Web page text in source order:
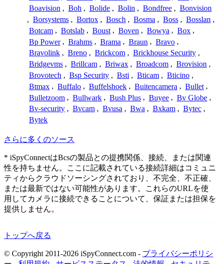
Boavision , Boh , Bolide , Bolin , Bondfree , Bonvision
, Borsystems , Bortox , Bosch , Bosma , Boss , Bosslan ,
Botcam , Botslab , Boust , Boven , Bowya , Box ,
Bp Power , Brahms , Brama , Braun , Bravo ,
Bravolink , Breno , Brickcom , Brickhouse Security ,
Bridgevms , Brillcam , Briwax , Broadcom , Brovision ,
Brovotech , Bsp Security , Bsti , Bticam , Bticino ,
Btmax , Buffalo , Buffelshoek , Buitencamera , Bullet ,
Bulletzoom , Bullwark , Bush Plus , Buyee , Bv Globe ,
Bv-security , Bvcam , Bvusa , Bwa , Bxkam , Bytec ,
Bytek
さらに多くのソース
* iSpyConnectはBcsの製品との提携関係、接続、または関連
性を持ちません。ここに記載されている接続詳細はコミュニ
ティからクラウドソーシングされており、不完全、不正確、
または最新ではない可能性があります。これらのURLを使
用してカメラに接続できることについて、保証または担保を
提供しません。
トップへ戻る
© Copyright 2011-2026 iSpyConnect.com - プライバシーポリシ